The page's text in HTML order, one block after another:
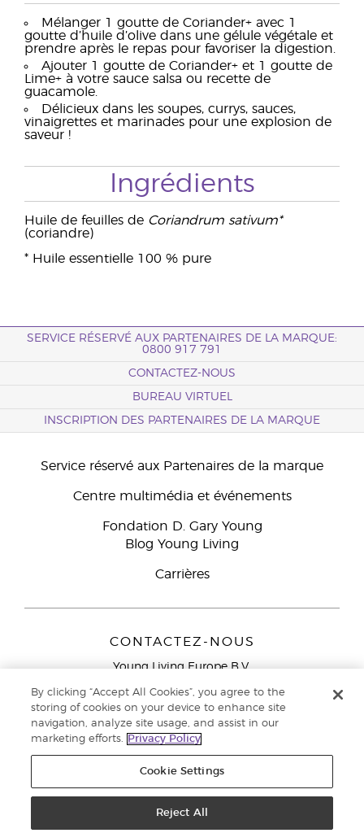
Mélanger 1 goutte de Coriander+ avec 1
goutte d’huile d’olive dans une gélule végétale et
prendre après le repas pour favoriser la digestion.
Ajouter 1 goutte de Coriander+ et 1 goutte de
Lime+ à votre sauce salsa ou recette de
guacamole.
Délicieux dans les soupes, currys, sauces,
vinaigrettes et marinades pour une explosion de
saveur !
Ingrédients
Huile de feuilles de Coriandrum sativum*
(coriandre)
* Huile essentielle 100 % pure
SERVICE RÉSERVÉ AUX PARTENAIRES DE LA MARQUE:
0800 917 791
CONTACTEZ-NOUS
BUREAU VIRTUEL
INSCRIPTION DES PARTENAIRES DE LA MARQUE
Service réservé aux Partenaires de la marque
Centre multimédia et événements
Fondation D. Gary Young
Blog Young Living
Carrières
CONTACTEZ-NOUS
Young Living Europe B.V.
9727 AJ Groningen
Service réservé aux Partenaires de la marque
791
Politique de confidentialité
By clicking “Accept All Cookies”, you agree to the
storing of cookies on your device to enhance site
navigation, analyze site usage, and assist in our
marketing efforts.
Privacy Policy
Cookie Settings
Reject All